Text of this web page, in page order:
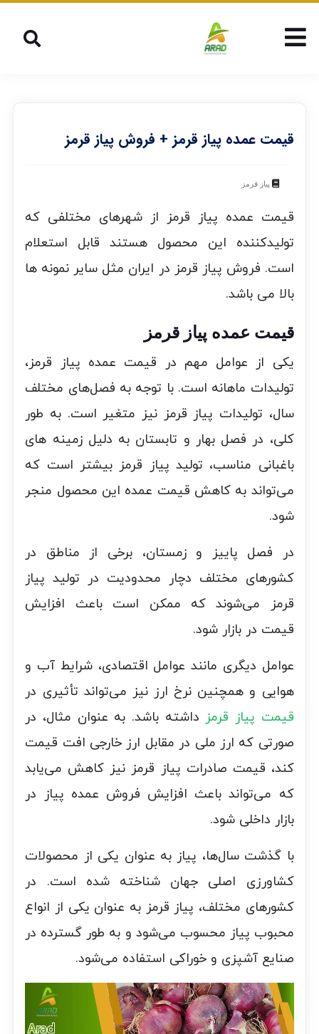
قیمت عمده پیاز قرمز + فروش پیاز قرمز
پیاز قرمز
قیمت عمده پیاز قرمز از شهرهای مختلفی که
تولیدکننده این محصول هستند قابل استعلام
است. فروش پیاز قرمز در ایران مثل سایر نمونه ها
بالا می باشد.
قیمت عمده پیاز قرمز
یکی از عوامل مهم در قیمت عمده پیاز قرمز،
تولیدات ماهانه است. با توجه به فصل‌های مختلف
سال، تولیدات پیاز قرمز نیز متغیر است. به طور
کلی، در فصل بهار و تابستان به دلیل زمینه های
باغبانی مناسب، تولید پیاز قرمز بیشتر است که
می‌تواند به کاهش قیمت عمده این محصول منجر
شود.
در فصل پاییز و زمستان، برخی از مناطق در
کشورهای مختلف دچار محدودیت در تولید پیاز
قرمز می‌شوند که ممکن است باعث افزایش
قیمت در بازار شود.
عوامل دیگری مانند عوامل اقتصادی، شرایط آب و
هوایی و همچنین نرخ ارز نیز می‌تواند تأثیری در
قیمت پیاز قرمز داشته باشد. به عنوان مثال، در
صورتی که ارز ملی در مقابل ارز خارجی افت قیمت
کند، قیمت صادرات پیاز قرمز نیز کاهش می‌یابد
که می‌تواند باعث افزایش فروش عمده پیاز در
بازار داخلی شود.
با گذشت سال‌ها، پیاز به عنوان یکی از محصولات
کشاورزی اصلی جهان شناخته شده است. در
کشورهای مختلف، پیاز قرمز به عنوان یکی از انواع
محبوب پیاز محسوب می‌شود و به طور گسترده در
صنایع آشپزی و خوراکی استفاده می‌شود.